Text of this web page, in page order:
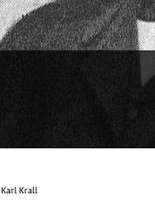
Karl Krall